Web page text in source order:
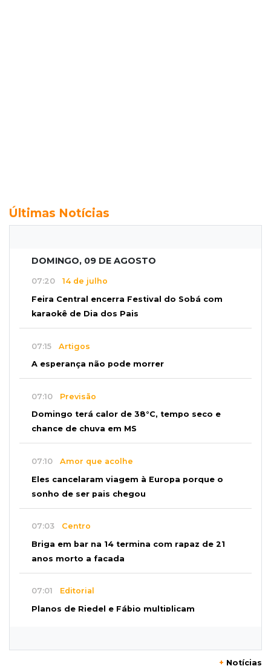
Últimas Notícias
DOMINGO, 09 DE AGOSTO
07:20 14 de julho
Feira Central encerra Festival do Sobá com
karaokê de Dia dos Pais
07:15 Artigos
A esperança não pode morrer
07:10 Previsão
Domingo terá calor de 38°C, tempo seco e
chance de chuva em MS
07:10 Amor que acolhe
Eles cancelaram viagem à Europa porque o
sonho de ser pais chegou
07:03 Centro
Briga em bar na 14 termina com rapaz de 21
anos morto a facada
07:01 Editorial
Planos de Riedel e Fábio multiplicam
+ Notícias